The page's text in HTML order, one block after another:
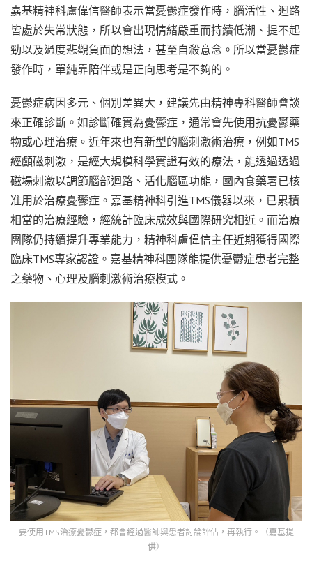
嘉基精神科盧偉信醫師表示當憂鬱症發作時，腦活性、迴路
皆處於失常狀態，所以會出現情緒嚴重而持續低潮、提不起
勁以及過度悲觀負面的想法，甚至自殺意念。所以當憂鬱症
發作時，單純靠陪伴或是正向思考是不夠的。
憂鬱症病因多元、個別差異大，建議先由精神專科醫師會談
來正確診斷。如診斷確實為憂鬱症，通常會先使用抗憂鬱藥
物或心理治療。近年來也有新型的腦刺激術治療，例如TMS
經顱磁刺激，是經大規模科學實證有效的療法，能透過透過
磁場刺激以調節腦部迴路、活化腦區功能，國內食藥署已核
准用於治療憂鬱症。嘉基精神科引進TMS儀器以來，已累積
相當的治療經驗，經統計臨床成效與國際研究相近。而治療
團隊仍持續提升專業能力，精神科盧偉信主任近期獲得國際
臨床TMS專家認證。嘉基精神科團隊能提供憂鬱症患者完整
之藥物、心理及腦刺激術治療模式。
要使用TMS治療憂鬱症，都會經過醫師與患者討論評估，再執行。（嘉基提
供）